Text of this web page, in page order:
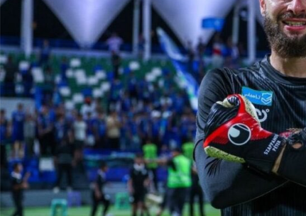
على المملكة والسفن
تضرب المنطقة الشرقية